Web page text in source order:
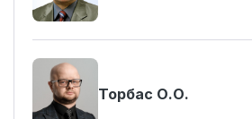
Торбас О.О.